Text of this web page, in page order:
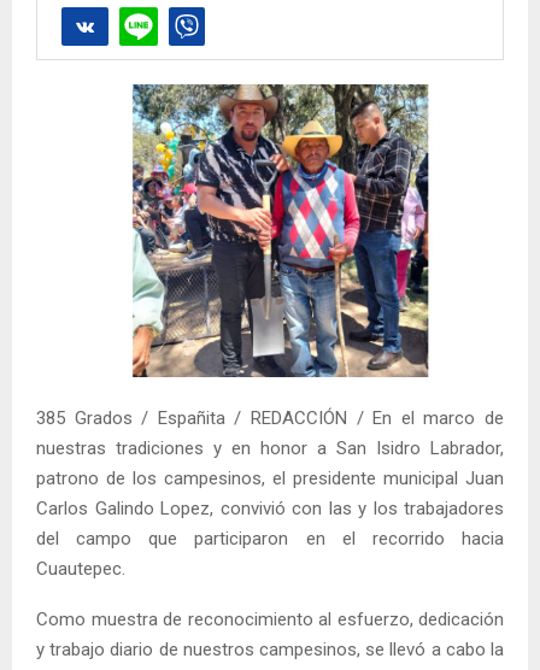
385 Grados / Españita / REDACCIÓN / En el marco de
nuestras tradiciones y en honor a San Isidro Labrador,
patrono de los campesinos, el presidente municipal Juan
Carlos Galindo Lopez, convivió con las y los trabajadores
del campo que participaron en el recorrido hacia
Cuautepec.
Como muestra de reconocimiento al esfuerzo, dedicación
y trabajo diario de nuestros campesinos, se llevó a cabo la